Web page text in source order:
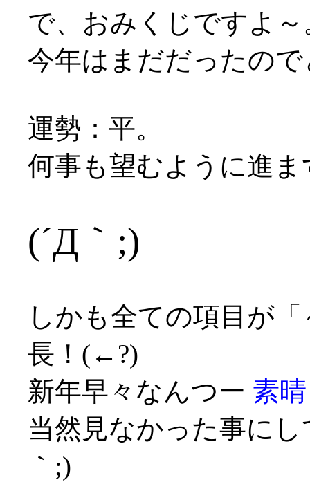
で、おみくじですよ～
今年はまだだったの
運勢：平。
何事も望むように進ま
(´Д｀;)
しかも全ての項目が
長！(←?)
新年早々なんつー 素
当然見なかった事に
｀;)